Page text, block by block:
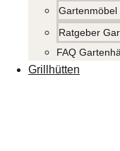
Gartenmöbel
Ratgeber
FAQ
Grillhütten